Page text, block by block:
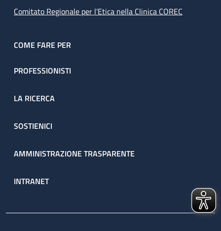
Comitato Regionale per l’Etica nella Clinica COREC
COME FARE PER
PROFESSIONISTI
LA RICERCA
SOSTIENICI
AMMINISTRAZIONE TRASPARENTE
INTRANET